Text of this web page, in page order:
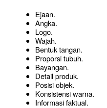
Ejaan.
Angka.
Logo.
Wajah.
Bentuk tangan.
Proporsi tubuh.
Bayangan.
Detail produk.
Posisi objek.
Konsistensi warna.
Informasi faktual.